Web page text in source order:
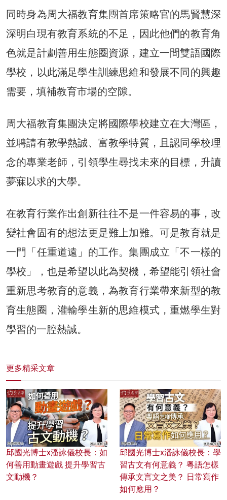
同時身為周大福教育集團首席策略官的馬賢慧深
深明白現有教育系統的不足，因此他們的教育角
色就是計劃善用生態圈資源，建立一間雙語國際
學校，以此滿足學生訓練思維和發展不同的興趣
需要，填補教育市場的空隙。
周大福教育集團決定將國際學校建立在大灣區，
並聘請有教學熱誠、富教學特質，且認同學校理
念的專業老師，引領學生尋找未來的目標，升讀
夢寐以求的大學。
在教育行業作出創新往往不是一件容易的事，改
變社會固有的想法更是難上加難。可是教育就是
一門「任重道遠」的工作。集團成立「不一樣的
學校」，也是希望以此為契機，希望能引領社會
重新思考教育的意義，為教育行業帶來新型的教
育生態圈，灌輸學生新的思維模式，重燃學生對
學習的一腔熱誠。
更多精采文章
邱國光博士x潘詠儀校長：如
何善用動畫遊戲 提升學習古
文動機？
邱國光博士x潘詠儀校長：學
習古文有何意義？ 粵語怎樣
傳承文言文之美？ 日常寫作
如何應用？